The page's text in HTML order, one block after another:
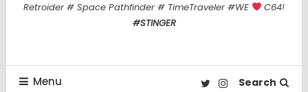
Retroider # Space Pathfinder # TimeTraveler #WE
C64!
#STINGER
Menu Search